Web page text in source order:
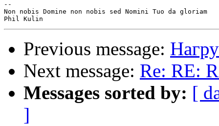
--
Non nobis Domine non nobis sed Nomini Tuo da gloriam
Previous message:
Next message: Re: RE:
Messages sorted by: [
]